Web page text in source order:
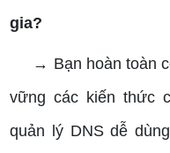
gia?
→ Bạn hoàn toàn
vững các kiến thức
quản lý DNS dễ